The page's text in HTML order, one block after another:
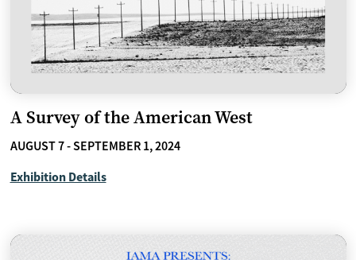
A Survey of the American West
AUGUST 7 - SEPTEMBER 1, 2024
Exhibition Details